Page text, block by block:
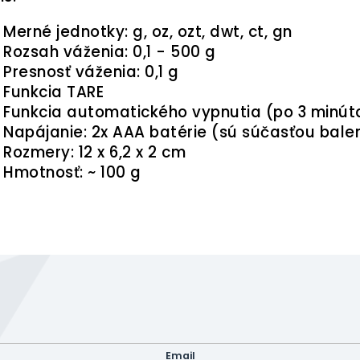
Merné jednotky: g, oz, ozt, dwt, ct, gn
Rozsah váženia: 0,1 - 500 g
Presnosť váženia: 0,1 g
Funkcia TARE
Funkcia automatického vypnutia (po 3
Napájanie: 2x AAA batérie (sú súčasťou
Rozmery: 12 x 6,2 x 2 cm
Hmotnosť: ~ 100 g
Email